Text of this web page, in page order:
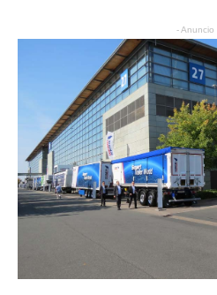
- Anuncio